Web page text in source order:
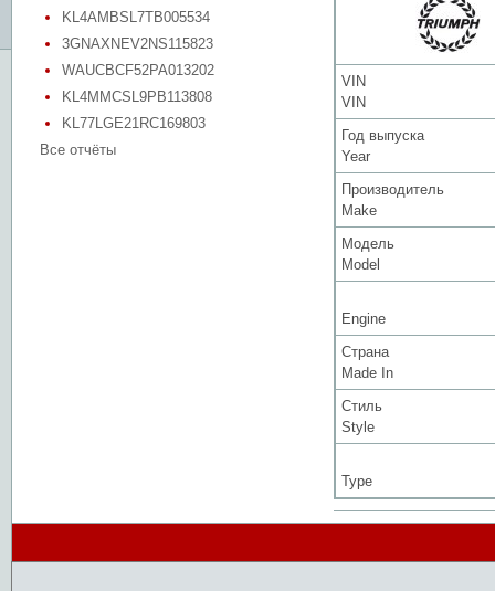
KL4AMBSL7TB005534
3GNAXNEV2NS115823
WAUCBCF52PA013202
KL4MMCSL9PB113808
KL77LGE21RC169803
Все отчёты
VIN
VIN
Год выпуска
Year
Производитель
Make
Модель
Model
Engine
Страна
Made In
Стиль
Style
Type